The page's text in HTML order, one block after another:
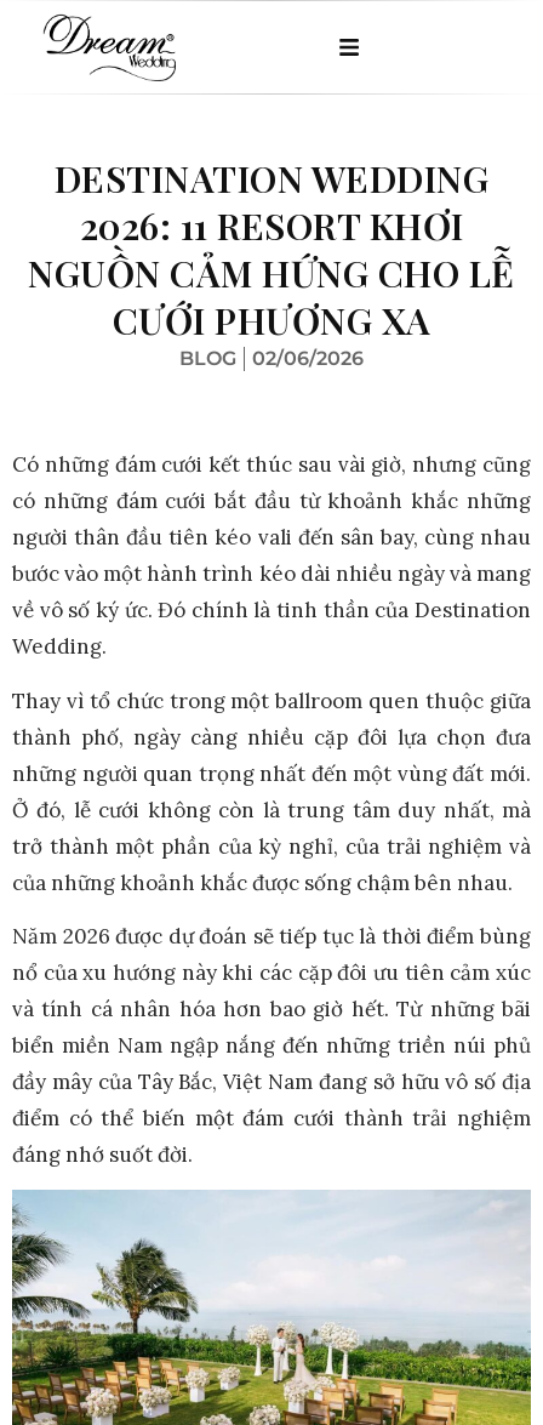
DESTINATION WEDDING
2026: 11 RESORT KHƠI
NGUỒN CẢM HỨNG CHO LỄ
CƯỚI PHƯƠNG XA
BLOG 02/06/2026
Có những đám cưới kết thúc sau vài giờ, nhưng cũng
có những đám cưới bắt đầu từ khoảnh khắc những
người thân đầu tiên kéo vali đến sân bay, cùng nhau
bước vào một hành trình kéo dài nhiều ngày và mang
về vô số ký ức. Đó chính là tinh thần của Destination
Wedding.
Thay vì tổ chức trong một ballroom quen thuộc giữa
thành phố, ngày càng nhiều cặp đôi lựa chọn đưa
những người quan trọng nhất đến một vùng đất mới.
Ở đó, lễ cưới không còn là trung tâm duy nhất, mà
trở thành một phần của kỳ nghỉ, của trải nghiệm và
của những khoảnh khắc được sống chậm bên nhau.
Năm 2026 được dự đoán sẽ tiếp tục là thời điểm bùng
nổ của xu hướng này khi các cặp đôi ưu tiên cảm xúc
và tính cá nhân hóa hơn bao giờ hết. Từ những bãi
biển miền Nam ngập nắng đến những triền núi phủ
đầy mây của Tây Bắc, Việt Nam đang sở hữu vô số địa
điểm có thể biến một đám cưới thành trải nghiệm
đáng nhớ suốt đời.